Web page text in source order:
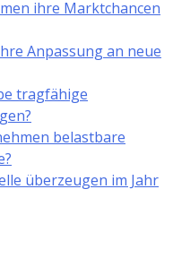
ihre Marktchancen
Anpassung an neue
tragfähige
belastbare
überzeugen im Jahr